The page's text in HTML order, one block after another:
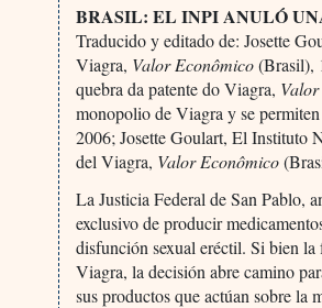
BRASIL: EL INPI ANULÓ
Traducido y editado de: Josette
Viagra, Valor Econômico(Brasil),
quebra da patente do Viagra,
monopolio de Viagra y se
2006; Josette Goulart, El Instituto
del Viagra, Valor Econômico
La Justicia Federal de San Pablo,
exclusivo de producir
disfunción sexual eréctil. Si bien
Viagra, la decisión abre camino
sus productos que actúan sobre la